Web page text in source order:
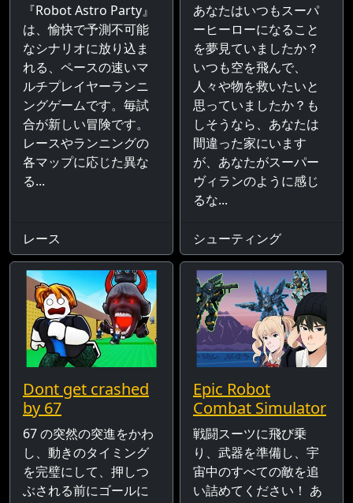
『Robot Astro Party』
は、愉快で予測不可能
なシナリオに放り込ま
れる、ペースの速いマ
ルチプレイヤーランニ
ングゲームです。毎試
合が新しい冒険です。
レースやランニングの
各マップに応じた異な
る...
レース
あなたはいつもスーパ
ーヒーローになること
を夢見ていましたか？
いつも空を飛んで、
人々や物を救いたいと
思っていましたか？も
しそうなら、あなたは
間違った家にいます
が、あなたがスーパー
ヴィランのように感じ
るな...
シューティング
Dont get crashed
by 67
67 の突然の突進をかわ
し、動きのタイミング
を完璧にして、押しつ
ぶされる前にゴールに
Epic Robot
Combat Simulator
戦闘スーツに飛び乗
り、武器を準備し、宇
宙中のすべての敵を追
い詰めてください！ あ